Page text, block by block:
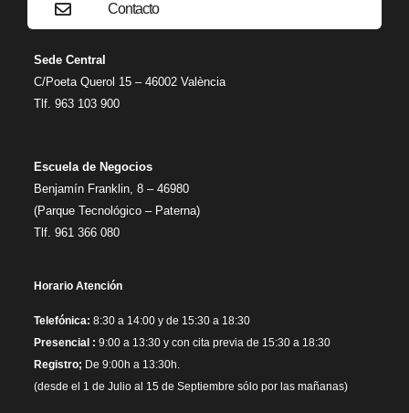
Contacto
Sede Central
C/Poeta Querol 15 – 46002 València
Tlf. 963 103 900
Escuela de Negocios
Benjamín Franklin, 8 – 46980
(Parque Tecnológico – Paterna)
Tlf. 961 366 080
Horario Atención
Telefónica: 8:30 a 14:00 y de 15:30 a 18:30
Presencial : 9:00 a 13:30 y con cita previa de 15:30 a 18:30
Registro; De 9:00h a 13:30h.
(desde el 1 de Julio al 15 de Septiembre sólo por las mañanas)